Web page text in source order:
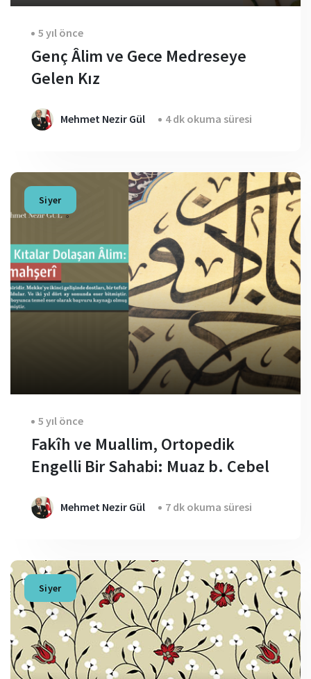
5 yıl önce
Genç Âlim ve Gece Medreseye
Gelen Kız
Mehmet Nezir Gül 4 dk okuma süresi
Siyer
5 yıl önce
Fakîh ve Muallim, Ortopedik
Engelli Bir Sahabi: Muaz b. Cebel
Mehmet Nezir Gül 7 dk okuma süresi
Siyer